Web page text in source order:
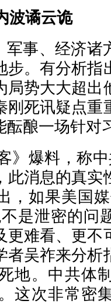
波谲云诡
事、经济诸
步。有分析指
局势大大超出
刚死讯疑点重
酝酿一场针对
爆料，称中
此消息的真实
，如果美国
是泄密的问
更难看、更不
者吴祚来分析
地。中共体
这次非常密